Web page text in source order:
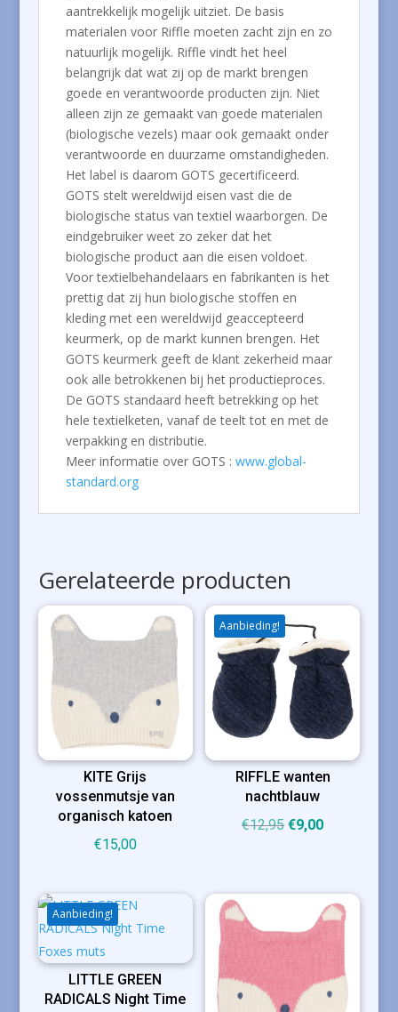
aantrekkelijk mogelijk uitziet. De basis
materialen voor Riffle moeten zacht zijn en zo
natuurlijk mogelijk. Riffle vindt het heel
belangrijk dat wat zij op de markt brengen
goede en verantwoorde producten zijn. Niet
alleen zijn ze gemaakt van goede materialen
(biologische vezels) maar ook gemaakt onder
verantwoorde en duurzame omstandigheden.
Het label is daarom GOTS gecertificeerd.
GOTS stelt wereldwijd eisen vast die de
biologische status van textiel waarborgen. De
eindgebruiker weet zo zeker dat het
biologische product aan die eisen voldoet.
Voor textielbehandelaars en fabrikanten is het
prettig dat zij hun biologische stoffen en
kleding met een wereldwijd geaccepteerd
keurmerk, op de markt kunnen brengen. Het
GOTS keurmerk geeft de klant zekerheid maar
ook alle betrokkenen bij het productieproces.
De GOTS standaard heeft betrekking op het
hele textielketen, vanaf de teelt tot en met de
verpakking en distributie.
Meer informatie over GOTS : www.global-
standard.org
Gerelateerde producten
KITE Grijs
vossenmutsje van
organisch katoen
€15,00
Aanbieding!
RIFFLE wanten
nachtblauw
€12,95Oorspronkelijke
€12,95.
€9,00Huidige
€9,00.
Aanbieding!
LITTLE GREEN
RADICALS Night Time